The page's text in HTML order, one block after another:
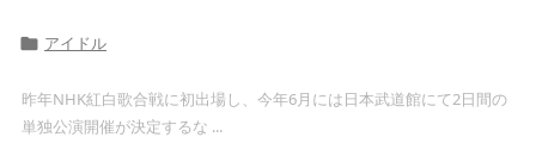
 アイドル
昨年NHK紅白歌合戦に初出場し、今年6月には日本武道館にて2日間の
単独公演開催が決定するな ...